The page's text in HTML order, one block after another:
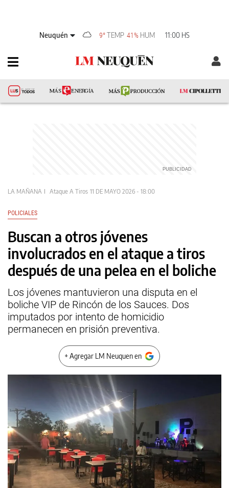
Neuquén 9° TEMP 41% HUM 11:00 HS
LA MAÑANA Ataque A Tiros 11 DE MAYO 2026 - 18:00
POLICIALES
Buscan a otros jóvenes
involucrados en el ataque a tiros
después de una pelea en el boliche
Los jóvenes mantuvieron una disputa en el
boliche VIP de Rincón de los Sauces. Dos
imputados por intento de homicidio
permanecen en prisión preventiva.
+ Agregar LM Neuquen en